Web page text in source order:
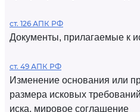
ст. 126 АПК РФ
Документы, прилагаемые к
ст. 49 АПК РФ
Изменение основания или
размера исковых
иска, мировое соглашение